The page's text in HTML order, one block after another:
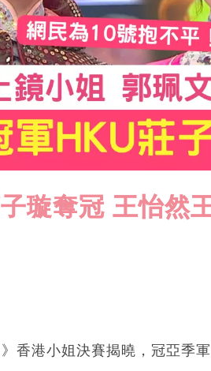
璇奪冠 王怡然
香港小姐決賽揭曉，冠亞季